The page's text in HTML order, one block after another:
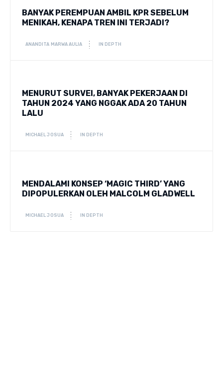
BANYAK PEREMPUAN AMBIL KPR SEBELUM
MENIKAH, KENAPA TREN INI TERJADI?
ANANDITA MARWA AULIA IN DEPTH
MENURUT SURVEI, BANYAK PEKERJAAN DI
TAHUN 2024 YANG NGGAK ADA 20 TAHUN
LALU
MICHAEL JOSUA IN DEPTH
MENDALAMI KONSEP ‘MAGIC THIRD’ YANG
DIPOPULERKAN OLEH MALCOLM GLADWELL
MICHAEL JOSUA IN DEPTH